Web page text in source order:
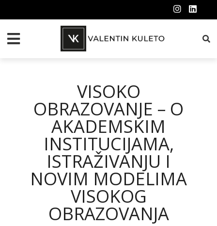
VISOKO
OBRAZOVANJE – O
AKADEMSKIM
INSTITUCIJAMA,
ISTRAŽIVANJU I
NOVIM MODELIMA
VISOKOG
OBRAZOVANJA